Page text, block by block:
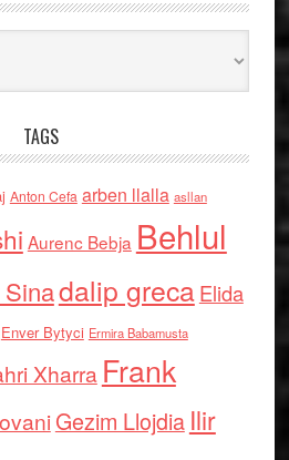
TAGS
Anton Cefa arben llalla asllan
Aurenc Bebja Behlul
dalip grecaElida
Enver Bytyci Ermira Babamusta
Xharra Frank
Gezim Llojdia Ilir